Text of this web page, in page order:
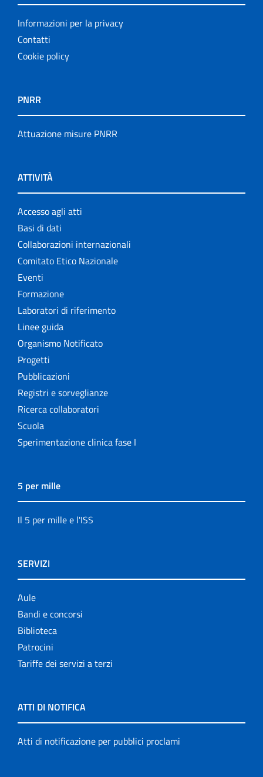
Informazioni per la privacy
Contatti
Cookie policy
PNRR
Attuazione misure PNRR
ATTIVITÀ
Accesso agli atti
Basi di dati
Collaborazioni internazionali
Comitato Etico Nazionale
Eventi
Formazione
Laboratori di riferimento
Linee guida
Organismo Notificato
Progetti
Pubblicazioni
Registri e sorveglianze
Ricerca collaboratori
Scuola
Sperimentazione clinica fase I
5 per mille
Il 5 per mille e l'ISS
SERVIZI
Aule
Bandi e concorsi
Biblioteca
Patrocini
Tariffe dei servizi a terzi
ATTI DI NOTIFICA
Atti di notificazione per pubblici proclami